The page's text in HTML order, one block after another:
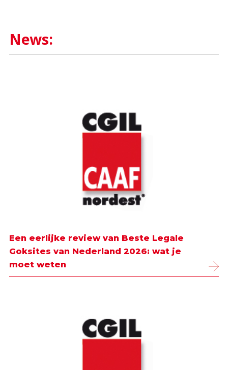
News:
Een eerlijke review van Beste Legale
Goksites van Nederland 2026: wat je
moet weten